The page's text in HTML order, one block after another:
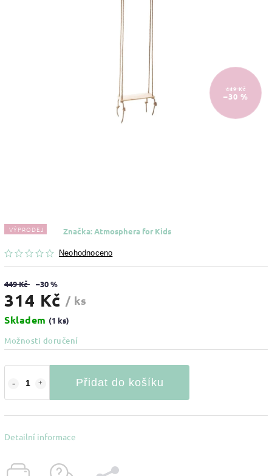
449 Kč
–30 %
VÝPRODEJ
Neohodnoceno
Značka:Atmosphera for Kids
449 Kč –30 %
314 Kč / ks
Skladem (1 ks)
Možnosti doručení
Přidat do košíku
Detailní informace